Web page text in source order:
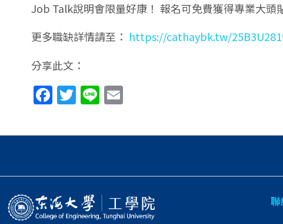
Job Talk說明會限量好康！ 報名可免費獲得專業大頭
更多職缺詳情請至： https://cathaybk.tw/
分享此文：
Facebook
Twitter
Line